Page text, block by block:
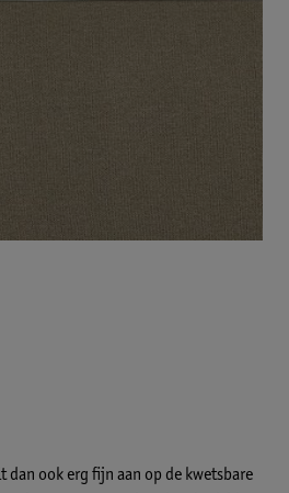
dan ook erg fijn aan op de kwetsbare